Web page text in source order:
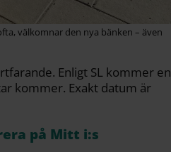
välkomnar den nya bänken – även
Enligt SL kommer en
kommer. Exakt datum är
på Mitt i:s